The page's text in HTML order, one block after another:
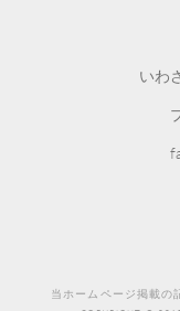
いわ
当ホームページ掲載の